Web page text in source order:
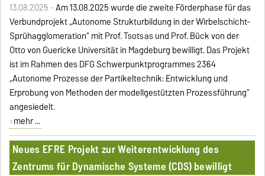
13.08.2025 -Am 13.08.2025 wurde die zweite Förderphase für das
Verbundprojekt „Autonome Strukturbildung in der Wirbelschicht-
Sprühagglomeration“ mit Prof. Tsotsas und Prof. Bück von der
Otto von Guericke Universität in Magdeburg bewilligt. Das Projekt
ist im Rahmen des DFG Schwerpunktprogrammes 2364
„Autonome Prozesse der Partikeltechnik: Entwicklung und
Erprobung von Methoden der modellgestützten Prozessführung“
angesiedelt.
mehr ...
Neues EFRE Projekt zur Weiterentwicklung des
Zentrums für Dynamische Systeme (CDS) bewilligt